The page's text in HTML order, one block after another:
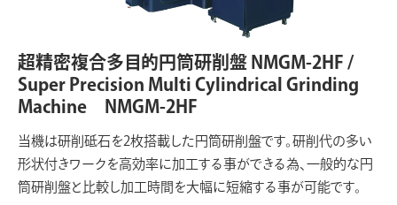
超精密複合多目的円筒研削盤 NMGM-2HF /
Super Precision Multi Cylindrical Grinding
Machine NMGM-2HF
当機は研削砥石を2枚搭載した円筒研削盤です。研削代の多い
形状付きワークを高効率に加工する事ができる為、一般的な円
筒研削盤と比較し加工時間を大幅に短縮する事が可能です。